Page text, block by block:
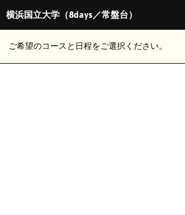
横浜国立大学（8days／常盤台）
ご希望のコースと日程をご選択ください。